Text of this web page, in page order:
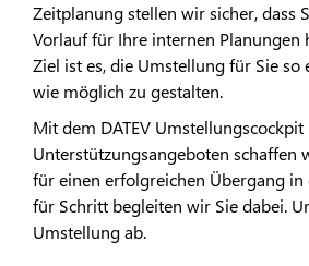
Zeitplanung stellen wir sicher, dass
Vorlauf für Ihre internen Planungen
Ziel ist es, die Umstellung für Sie
wie möglich zu gestalten.
Mit dem DATEV
Unterstützungsangeboten schaffen
für einen erfolgreichen Übergang in
für Schritt begleiten wir Sie dabei.
Umstellung ab.